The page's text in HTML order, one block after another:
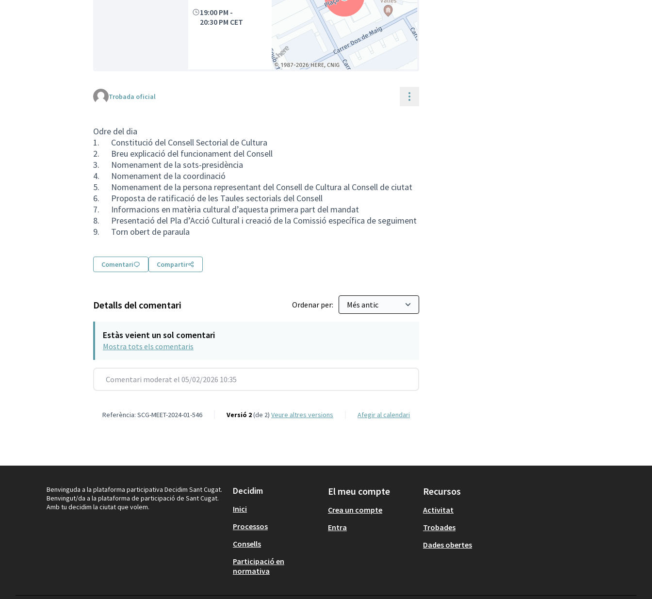
19:00 PM -
20:30 PM CET
Trobada oficial Controls de recursos
Odre del dia
1. Constitució del Consell Sectorial de Cultura
2. Breu explicació del funcionament del Consell
3. Nomenament de la sots-presidència
4. Nomenament de la coordinació
5. Nomenament de la persona representant del Consell de Cultura al Consell de ciutat
6. Proposta de ratificació de les Taules sectorials del Consell
7. Informacions en matèria cultural d’aquesta primera part del mandat
8. Presentació del Pla d’Acció Cultural i creació de la Comissió específica de seguiment
9. Torn obert de paraula
Comentari Compartir
Detalls del comentari Ordenar per:
Estàs veient un sol comentari
Mostra tots els comentaris
Comentari moderat el 05/02/2026 10:35
Referència: SCG-MEET-2024-01-546 Versió 2(de 2) veure altres versions Afegir al calendari
Benvinguda a la plataforma participativa Decidim Sant Cugat.
Benvingut/da a la plataforma de participació de Sant Cugat.
Amb tu decidim la ciutat que volem.
Decidim
Inici
Processos
Consells
Participació en
normativa
El meu compte
Crea un compte
Entra
Recursos
Activitat
Trobades
Dades obertes